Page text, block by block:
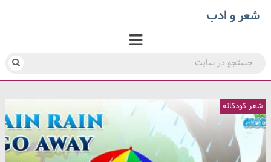
شعر و ادب
شعر کودکانه